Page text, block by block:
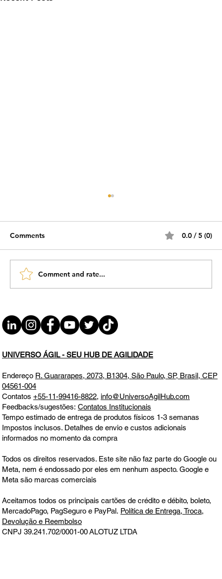
em Agilidade TER 01.04.25 07h31
Comments 0.0 / 5 (0)
Comment and rate...
UNIVERSO ÁGIL - SEU HUB DE AGILIDADE
Endereço R. Guararapes, 2073, B1304, São Paulo, SP, Brasil, CEP
04561-004
Contatos+55-11-99416-8822, info@UniversoAgilHub.com
Feedbacks/sugestões:Contatos Institucionais
Tempo estimado de entrega de produtos físicos 1-3 semanas
Impostos inclusos. Detalhes de envio e custos adicionais
informados no momento da compra
Todos os direitos reservados. Este site não faz parte do Google ou
Meta, nem é endossado por eles em nenhum aspecto. Google e
Meta são marcas comerciais
Aceitamos todos os principais cartões de crédito e débito, boleto,
MercadoPago, PagSeguro e PayPal. Política de Entrega, Troca,
Devolução e Reembolso
CNPJ 39.241.702/0001-00ALOTUZ LTDA